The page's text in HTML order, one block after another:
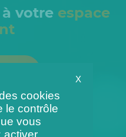
votre espace
X
cookies
le contrôle
vous
activer